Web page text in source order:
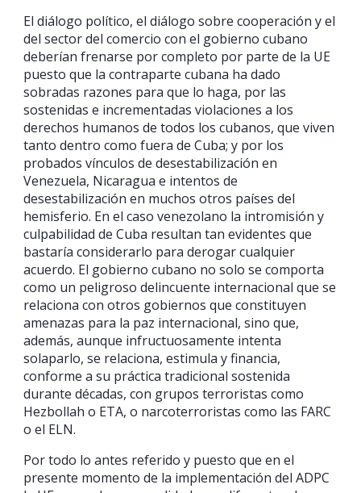
El diálogo político, el diálogo sobre cooperación y el
del sector del comercio con el gobierno cubano
deberían frenarse por completo por parte de la UE
puesto que la contraparte cubana ha dado
sobradas razones para que lo haga, por las
sostenidas e incrementadas violaciones a los
derechos humanos de todos los cubanos, que viven
tanto dentro como fuera de Cuba; y por los
probados vínculos de desestabilización en
Venezuela, Nicaragua e intentos de
desestabilización en muchos otros países del
hemisferio. En el caso venezolano la intromisión y
culpabilidad de Cuba resultan tan evidentes que
bastaría considerarlo para derogar cualquier
acuerdo. El gobierno cubano no solo se comporta
como un peligroso delincuente internacional que se
relaciona con otros gobiernos que constituyen
amenazas para la paz internacional, sino que,
además, aunque infructuosamente intenta
solaparlo, se relaciona, estimula y financia,
conforme a su práctica tradicional sostenida
durante décadas, con grupos terroristas como
Hezbollah o ETA, o narcoterroristas como las FARC
o el ELN.
Por todo lo antes referido y puesto que en el
presente momento de la implementación del ADPC